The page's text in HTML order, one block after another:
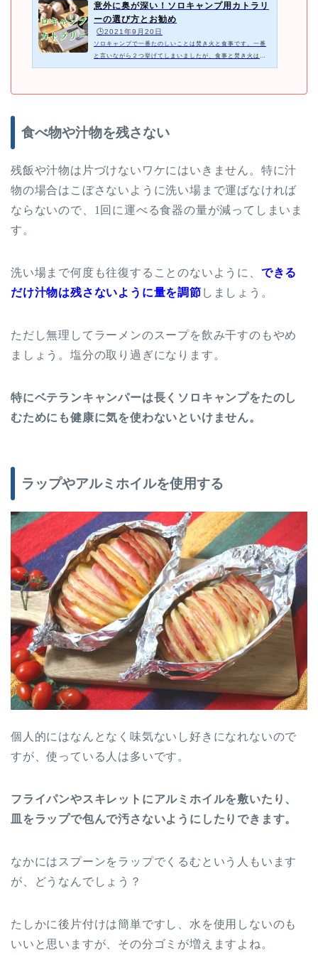
意外に奥が深い！ソロキャンプ用カトラリ
ーの選び方とお勧め
🕒️2021年9月20日
ソロキャンプで一番たのしいことは焚き火と食事です。一番
と言いながら２つ挙げてしまいましたが、食事と焚き火はセ
ットということで許してください。10年以上ソロキャンプを
食べ物や汁物を残さない
残飯や汁物は片づけないワケにはいきません。特に汁
物の場合はこぼさないように洗い場まで運ばなければ
ならないので、 1 回に運べる食器の量が減ってしまいま
す。
洗い場まで何度も往復することのないように、 できる
だけ汁物は残さないように量を調節 しましょう。
ただし無理してラーメンのスープを飲み干すのもやめ
ましょう。塩分の取り過ぎになります。
特にベテランキャンパーは長くソロキャンプをたのし
むためにも健康に気を使わないといけません。
ラップやアルミホイルを使用する
個人的にはなんとなく味気ないし好きになれないので
すが、使っている人は多いです。
フライパンやスキレットにアルミホイルを敷いたり、
皿をラップで包んで汚さないようにしたりできます。
なかにはスプーンをラップでくるむという人もいます
が、どうなんでしょう？
たしかに後片付けは簡単ですし、水を使用しないのも
いいと思いますが、その分ゴミが増えますよね。